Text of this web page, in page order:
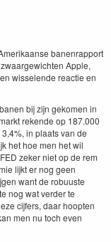
banenrapport
Apple,
wisselende reactie en
bij zijn gekomen in
rekende op 187.000
in plaats van de
het hoe men het wil
zeker niet op de rem
lijkt er nog geen
want de robuuste
nog wat verder te
cijfers, daar hoopten
men nu toch even